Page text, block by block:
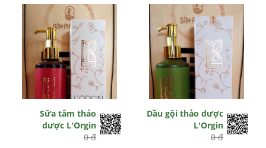
Còn hiệu lực
Sữa tắm thảo
dược L'Orgin
0 đ
Dầu gội thảo dược
L'Orgin
0 đ